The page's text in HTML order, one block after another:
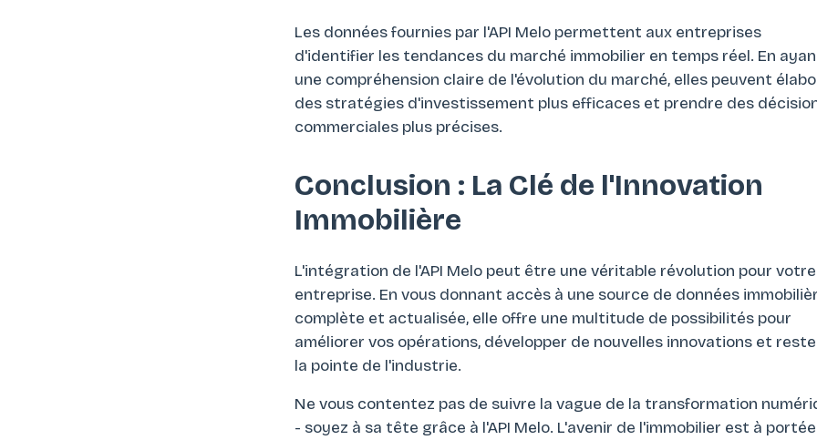
Les données fournies par l'API Melo permettent aux entreprises
d'identifier les tendances du marché immobilier en temps réel. En
une compréhension claire de l'évolution du marché, elles peuvent
des stratégies d'investissement plus efficaces et prendre des
commerciales plus précises.
Conclusion : La Clé de l'Innovation
Immobilière
L'intégration de l'API Melo peut être une véritable révolution pour votre
entreprise. En vous donnant accès à une source de données
complète et actualisée, elle offre une multitude de possibilités pour
améliorer vos opérations, développer de nouvelles innovations et
la pointe de l'industrie.
Ne vous contentez pas de suivre la vague de la transformation
- soyez à sa tête grâce à l'API Melo. L'avenir de l'immobilier est à